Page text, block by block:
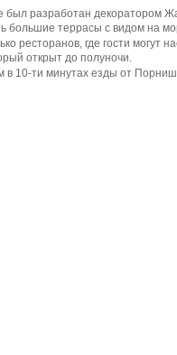
был разработан декоратором
большие террасы с видом на
ресторанов, где гости могут
открыт до полуночи.
в 10-ти минутах езды от